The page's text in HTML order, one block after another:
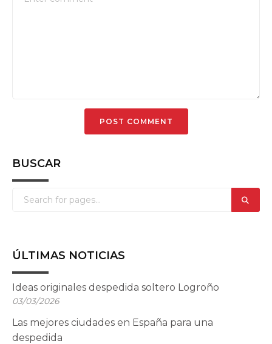
BUSCAR
ÚLTIMAS NOTICIAS
Ideas originales despedida soltero Logroño
03/03/2026
Las mejores ciudades en España para una
despedida